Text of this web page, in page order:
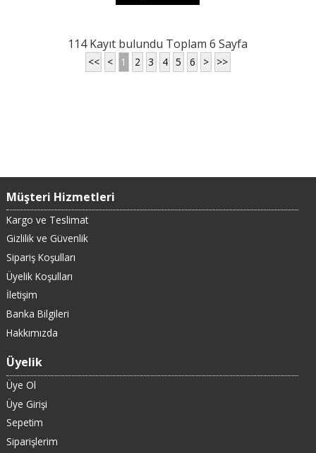
114 Kayıt bulundu Toplam 6 Sayfa
<< < 1 2 3 4 5 6 > >>
Müşteri Hizmetleri
Kargo ve Teslimat
Gizlilik ve Güvenlik
Sipariş Koşulları
Üyelik Koşulları
İletişim
Banka Bilgileri
Hakkımızda
Üyelik
Üye Ol
Üye Girişi
Sepetim
Siparişlerim